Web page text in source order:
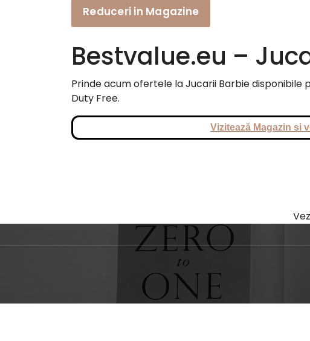
Reduceri in Magazine
Bestvalue.eu –
Prinde acum ofertele la Jucarii Barbie
Duty Free.
Vizitează Magazin si